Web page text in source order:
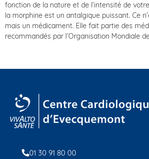
fonction de la nature et de l’intensité de
la morphine est un antalgique puissant. Ce
mais un médicament. Elle fait partie des
recommandés par l’Organisation Mondiale
01 30 91 80 00